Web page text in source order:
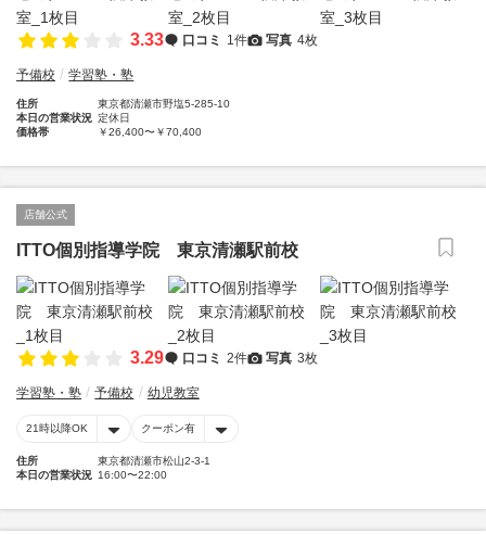
3.33 口コミ 1件 写真 4枚
予備校 学習塾・塾
住所
東京都清瀬市野塩5-285-10
本日の営業状況 定休日
価格帯
￥26,400〜￥70,400
店舗公式
ITTO個別指導学院 東京清瀬駅前校
3.29 口コミ 2件 写真 3枚
学習塾・塾 予備校 幼児教室
21時以降OK クーポン有
住所
東京都清瀬市松山2-3-1
本日の営業状況 16:00〜22:00